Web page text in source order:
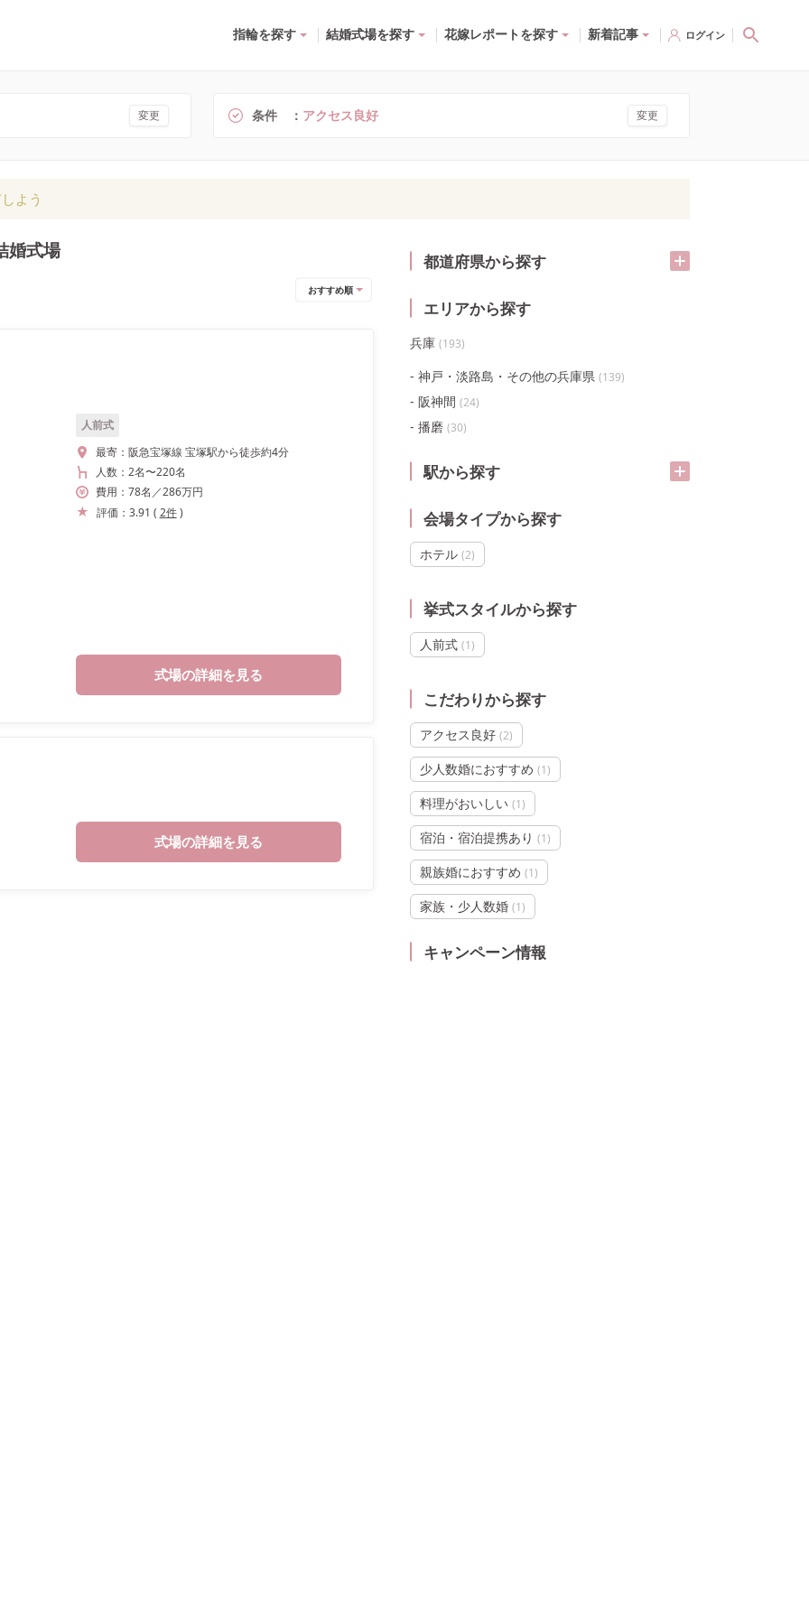
指輪を探す 結婚式場を探す 花嫁レポートを探す 新着記事 ログイン
変更 条件 アクセス良好 変更
よう
都道府県から探す
エリアから探す
兵庫 (193)
神戸・淡路島・その他の兵庫県 (139)
阪神間 (24)
播磨 (30)
駅から探す
会場タイプから探す
ホテル (2)
挙式スタイルから探す
人前式 (1)
こだわりから探す
アクセス良好 (2)
少人数婚におすすめ (1)
料理がおいしい (1)
宿泊・宿泊提携あり (1)
親族婚におすすめ (1)
家族・少人数婚 (1)
キャンペーン情報
婚式場
おすすめ順
人前式
最寄： 阪急宝塚線 宝塚駅から徒歩約4分
人数： 2名〜220名
費用： 78名 ／286万円
評価： 3.91 ( 2件)
式場の詳細を見る
式場の詳細を見る